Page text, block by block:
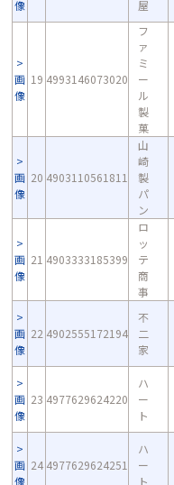
像
屋
画
像
19 4993146073020
フ
ァ
ミ
ー
ル
製
菓
画
像
20 4903110561811
山
崎
製
パ
ン
画
像
21 4903333185399
ロ
ッ
テ
商
事
画
像
22 4902555172194
不
二
家
画
像
23 4977629624220
ハ
ー
ト
画
像
24 4977629624251
ハ
ー
ト